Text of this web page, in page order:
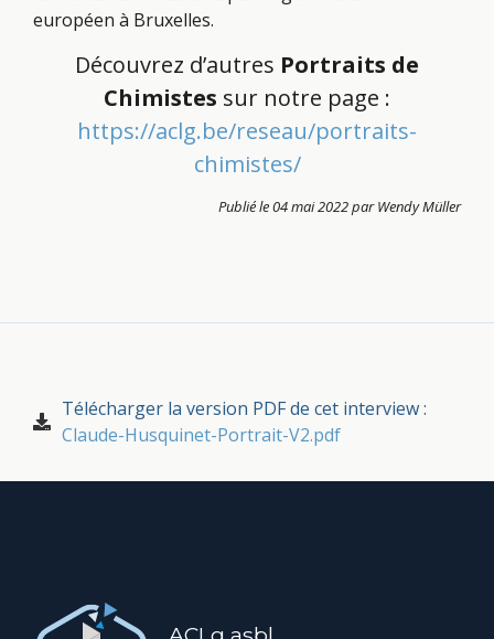
européen à Bruxelles.
Découvrez d’autres Portraits de
Chimistes sur notre page :
https://aclg.be/reseau/portraits-
chimistes/
Publié le 04 mai 2022 par Wendy Müller
Télécharger la version PDF de cet interview :
Claude-Husquinet-Portrait-V2.pdf